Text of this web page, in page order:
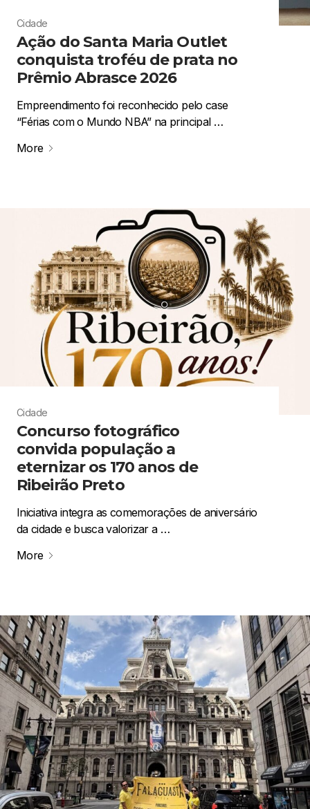
Cidade
Ação do Santa Maria Outlet
conquista troféu de prata no
Prêmio Abrasce 2026
Empreendimento foi reconhecido pelo case
“Férias com o Mundo NBA” na principal …
More
Cidade
Concurso fotográfico
convida população a
eternizar os 170 anos de
Ribeirão Preto
Iniciativa integra as comemorações de aniversário
da cidade e busca valorizar a …
More